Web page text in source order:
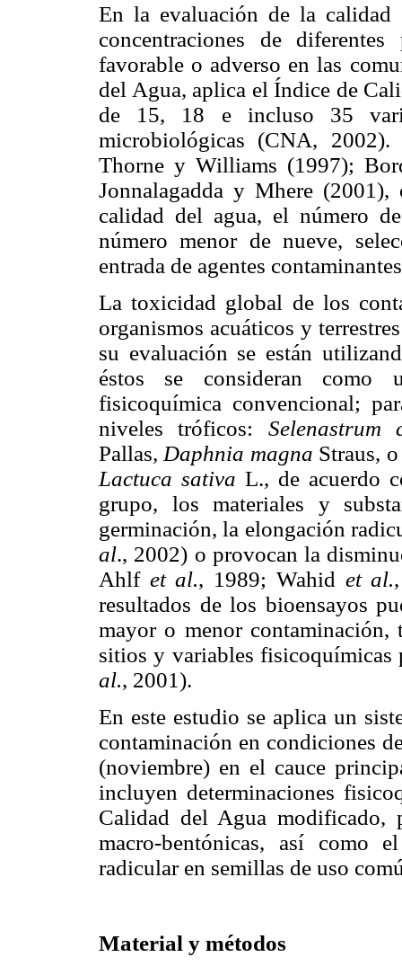
En la evaluación de la calidad
concentraciones de
favorable o adverso en las
del Agua, aplica el Índice de
de 15, 18 e incluso 35
microbiológicas (CNA,
Thorne y Williams (1997);
Jonnalagadda y Mhere
calidad del agua, el número
número menor de nueve,
entrada de agentes
La toxicidad global de los
organismos acuáticos y
su evaluación se están
éstos se consideran como
fisicoquímica convencional;
niveles tróficos: Selenastrum
Pallas, Daphnia magna Straus,
Lactuca sativa L., de acuerdo
grupo, los materiales y
germinación, la elongación
al., 2002) o provocan la
Ahlf et al., 1989; Wahid et al.
resultados de los bioensayos
mayor o menor contaminación,
sitios y variables fisicoquímicas
al., 2001).
En este estudio se aplica un
contaminación en condiciones
(noviembre) en el cauce
incluyen determinaciones
Calidad del Agua modificado,
macro-bentónicas, así como
radicular en semillas de uso
Material y métodos